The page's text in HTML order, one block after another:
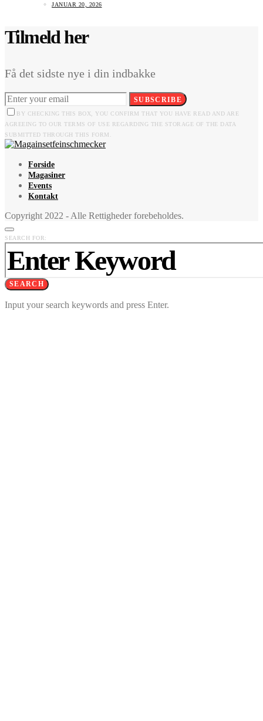
JANUAR 20, 2026
Tilmeld her
Få det sidste nye i din indbakke
SUBSCRIBE
BY CHECKING THIS BOX, YOU CONFIRM THAT YOU HAVE READ AND ARE
AGREEING TO OUR TERMS OF USE REGARDING THE STORAGE OF THE DATA
SUBMITTED THROUGH THIS FORM.
Forside
Magasiner
Events
Kontakt
Copyright 2022 - Alle Rettigheder forebeholdes.
SEARCH FOR:
SEARCH
Input your search keywords and press Enter.